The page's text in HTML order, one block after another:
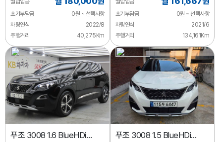
초기부담금
0원 ~ 선택사항
차량연식
2022/8
주행거리
40,275Km
초기부담금
0원 ~ 선택사항
차량연식
2021/6
주행거리
134,161Km
푸조 3008 1.6 BlueHDi
푸조 3008 1.5 BlueHDi